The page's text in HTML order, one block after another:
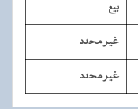
بيع
غير محدد
غير محدد